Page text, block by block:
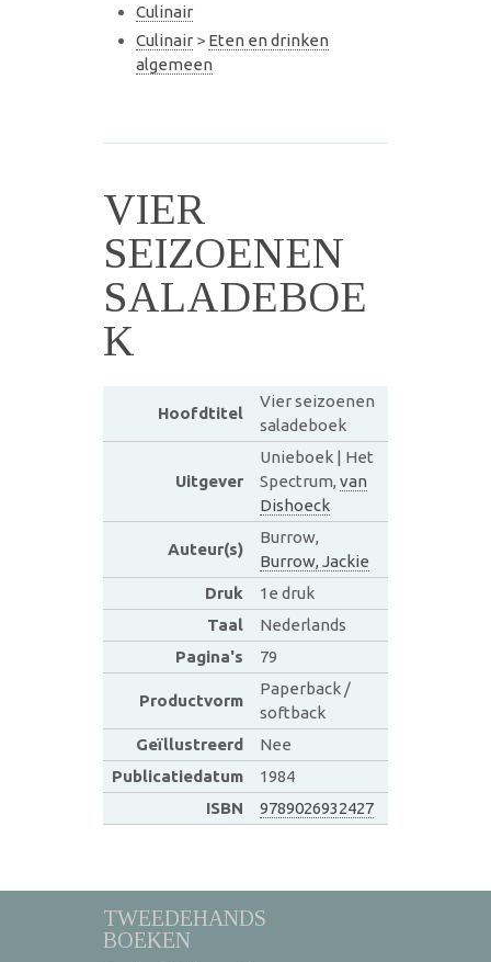
Culinair
Culinair > Eten en drinken
algemeen
VIER
SEIZOENEN
SALADEBOE
K
Hoofdtitel
Vier seizoenen
saladeboek
Uitgever
Unieboek | Het
Spectrum, van
Dishoeck
Auteur(s)
Burrow,
Burrow, Jackie
Druk
1e druk
Taal
Nederlands
Pagina's
79
Productvorm
Paperback /
softback
Geïllustreerd
Nee
Publicatiedatum
1984
ISBN
9789026932427
TWEEDEHANDS
BOEKEN